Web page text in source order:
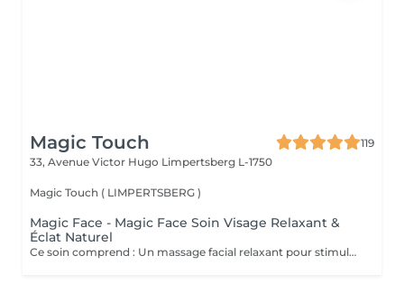
Magic Touch
119
33, Avenue Victor Hugo Limpertsberg L-1750
Magic Touch ( LIMPERTSBERG )
Magic Face - Magic Face Soin Visage Relaxant &
Éclat Naturel
Ce soin comprend : Un massage facial relaxant pour stimuler la circulation sanguine, détendre les traits du visage et favoriser l'éclat naturel de la peau. Une exfoliation douce pour éliminer les cellules mortes et affiner le grain de peau. Une hydratation profonde pour nourrir et revitaliser la peau. Un masque à l'argile adapté à votre peau pour purifier, apaiser et redonner de l'éclat au teint. Les bienfaits : Peau plus douce et lumineuse Teint frais et éclatant Réduction des signes de fatigue Sensation profonde de détente et de bien-être Amélioration de la circulation et de l'oxygénation de la peau Prenez un moment pour vous et laissez votre peau retrouver tout son éclat naturel.